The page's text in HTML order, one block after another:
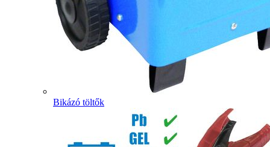
Bikázó töltők